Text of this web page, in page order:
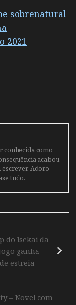
sobrenatural
2021
conhecida como
acabou
Adoro
tudo.
do Isekai da
ganha
estreia
– Novel com